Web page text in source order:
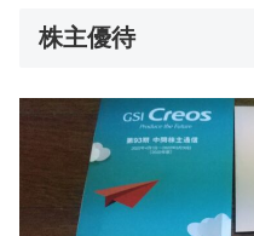
株主優待